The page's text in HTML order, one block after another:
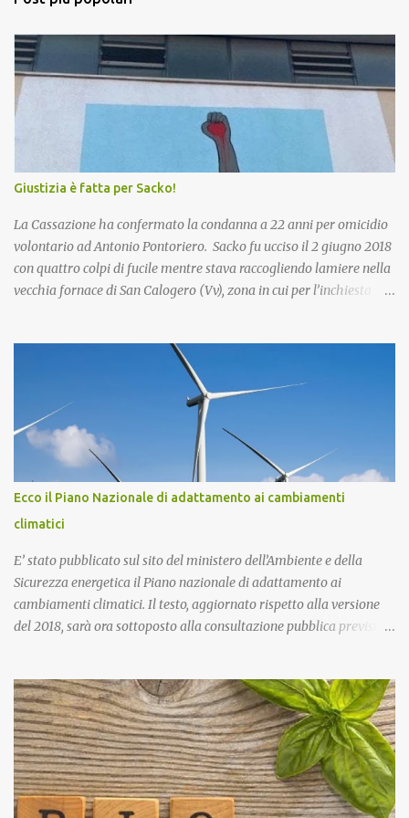
c
o
m
Giustizia è fatta per Sacko!
La Cassazione ha confermato la condanna a 22 anni per omicidio
volontario ad Antonio Pontoriero. Sacko fu ucciso il 2 giugno 2018
con quattro colpi di fucile mentre stava raccogliendo lamiere nella
vecchia fornace di San Calogero (Vv), zona in cui per l’inchiesta
dall’Enel di Brindisi, Priolo Gallo (Sr) e Termini Imerese (Pa).
Pontoriero era già stato riconosciuto colpevole dell'omicidio e
condannato a 22 anni di carcere sia in primo grado che in appello.
Nel 2018, pochi giorni dopo l'omicidio di Sacko, presentai
un'interrogazione parlamentare all'allora ministro dell'interno
Salvini per accertare se nella vicenda vi era il coinvolgimento della
‘ndrangheta, che in quella provincia ha risapute radici e
giustizia è stata fatta! Lo Stato ha il dovere di difendere i più de...
Ecco il Piano Nazionale di adattamento ai cambiamenti
climatici
E’ stato pubblicato sul sito del ministero dell’Ambiente e della
Sicurezza energetica il Piano nazionale di adattamento ai
cambiamenti climatici. Il testo, aggiornato rispetto alla versione
del 2018, sarà ora sottoposto alla consultazione pubblica prevista
nazionale per implementare azioni volte a ridurre al minimo i
rischi derivanti dai cambiamenti climatici, migliorare la capacità
di adattamento dei sistemi naturali, sociali ed economici, nonchè
trarre vantaggio dalle eventuali opportunità che si potranno
presentare con le nuove condizioni climatiche. La proposta di
Piano è stata già illustrata alle Regioni nel corso di due riunioni